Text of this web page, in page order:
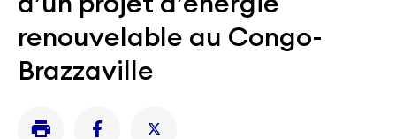
renouvelable au Congo-
Brazzaville